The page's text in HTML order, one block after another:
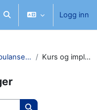
Veksle inndata for søk
Logg inn
Luftambulansetjenesten OUS Kurs og implementeringer